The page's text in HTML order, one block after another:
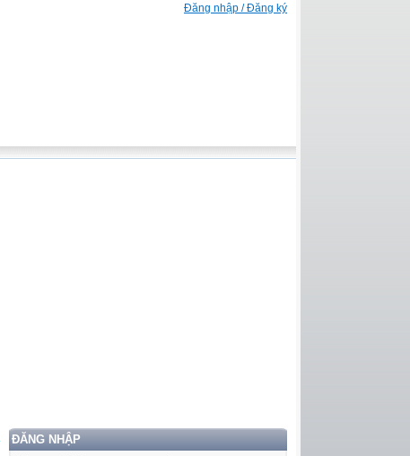
Đăng nhập / Đăng ký
ĐĂNG NHẬP